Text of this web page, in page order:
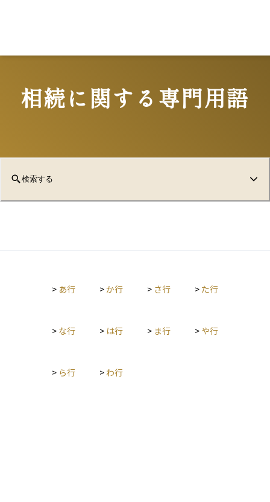
相続に関する専門用語
検索する
> あ行 >か行 > さ行 > た行
> な行 > は行 > ま行 > や行
> ら行 > わ行